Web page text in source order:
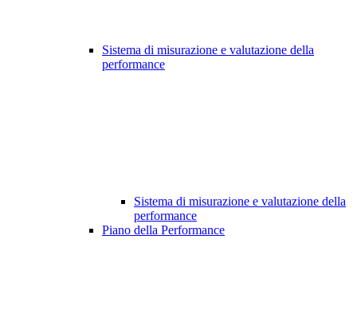
Sistema di misurazione e valutazione della
performance
Sistema di misurazione e valutazione della
performance
Piano della Performance